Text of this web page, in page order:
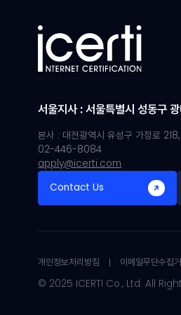
서울지사 : 서울특별시 성동구
본사 : 대전광역시 유성구 가정로
02-446-8084
apply@icerti.com
Contact Us
개인정보처리방침 이메일무단수집
© 2025 ICERTI Co., Ltd. All